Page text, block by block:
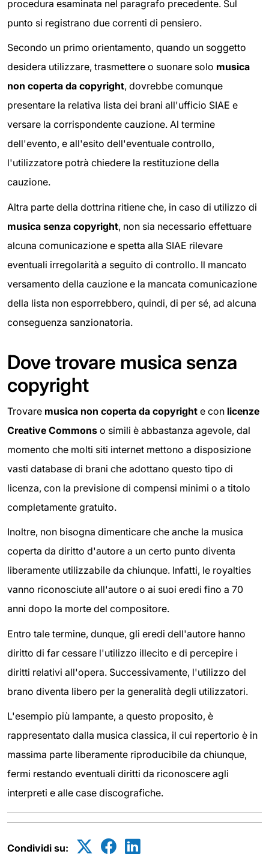
procedura esaminata nel paragrafo precedente. Sul
punto si registrano due correnti di pensiero.
Secondo un primo orientamento, quando un soggetto
desidera utilizzare, trasmettere o suonare solo musica
non coperta da copyright, dovrebbe comunque
presentare la relativa lista dei brani all'ufficio SIAE e
versare la corrispondente cauzione. Al termine
dell'evento, e all'esito dell'eventuale controllo,
l'utilizzatore potrà chiedere la restituzione della
cauzione.
Altra parte della dottrina ritiene che, in caso di utilizzo di
musica senza copyright, non sia necessario effettuare
alcuna comunicazione e spetta alla SIAE rilevare
eventuali irregolarità a seguito di controllo. Il mancato
versamento della cauzione e la mancata comunicazione
della lista non esporrebbero, quindi, di per sé, ad alcuna
conseguenza sanzionatoria.
Dove trovare musica senza
copyright
Trovare musica non coperta da copyright e con licenze
Creative Commons o simili è abbastanza agevole, dal
momento che molti siti internet mettono a disposizione
vasti database di brani che adottano questo tipo di
licenza, con la previsione di compensi minimi o a titolo
completamente gratuito.
Inoltre, non bisogna dimenticare che anche la musica
coperta da diritto d'autore a un certo punto diventa
liberamente utilizzabile da chiunque. Infatti, le royalties
vanno riconosciute all'autore o ai suoi eredi fino a 70
anni dopo la morte del compositore.
Entro tale termine, dunque, gli eredi dell'autore hanno
diritto di far cessare l'utilizzo illecito e di percepire i
diritti relativi all'opera. Successivamente, l'utilizzo del
brano diventa libero per la generalità degli utilizzatori.
L'esempio più lampante, a questo proposito, è
rappresentato dalla musica classica, il cui repertorio è in
massima parte liberamente riproducibile da chiunque,
fermi restando eventuali diritti da riconoscere agli
interpreti e alle case discografiche.
Condividi su: